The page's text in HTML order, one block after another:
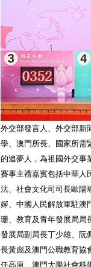
外交部發言人、外交部新
學、澳門所長、國家所需
的追夢人，為祖國外交事
賽事主禮嘉賓包括中華人
法、社會文化司司長歐陽
嬋、中國人民解放軍駐澳
珊、教育及青年發展局局
發展局副局長丁少雄、阮
長黃彪及澳門公職教育協
任高原、澳門大學社會科